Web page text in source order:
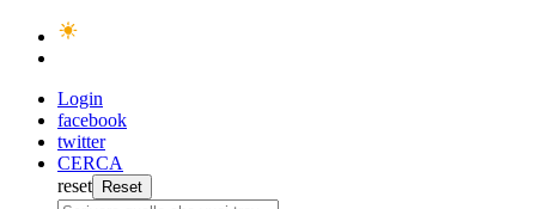
Login
facebook
twitter
CERCA
reset